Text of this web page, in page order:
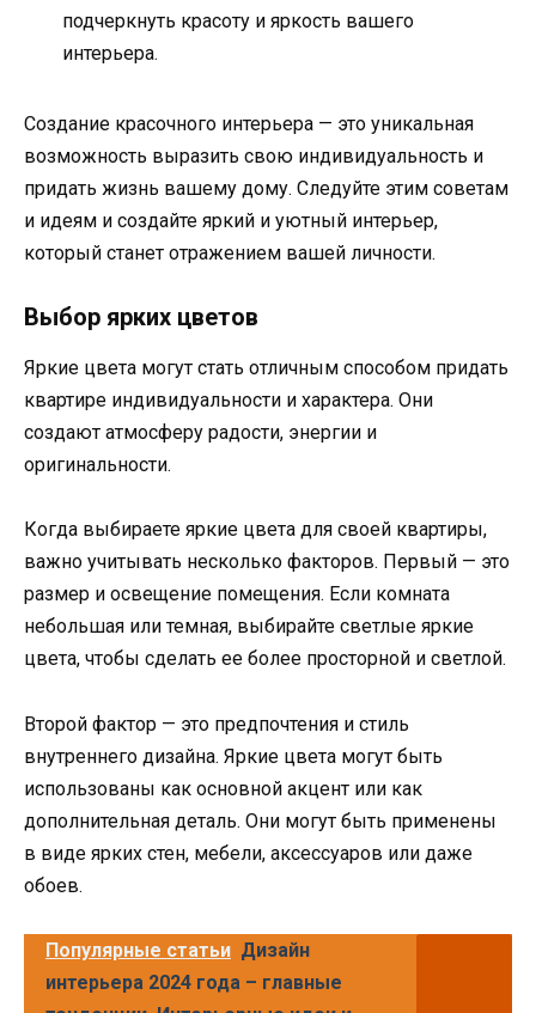
подчеркнуть красоту и яркость вашего
интерьера.
Создание красочного интерьера — это уникальная
возможность выразить свою индивидуальность и
придать жизнь вашему дому. Следуйте этим советам
и идеям и создайте яркий и уютный интерьер,
который станет отражением вашей личности.
Выбор ярких цветов
Яркие цвета могут стать отличным способом придать
квартире индивидуальности и характера. Они
создают атмосферу радости, энергии и
оригинальности.
Когда выбираете яркие цвета для своей квартиры,
важно учитывать несколько факторов. Первый — это
размер и освещение помещения. Если комната
небольшая или темная, выбирайте светлые яркие
цвета, чтобы сделать ее более просторной и светлой.
Второй фактор — это предпочтения и стиль
внутреннего дизайна. Яркие цвета могут быть
использованы как основной акцент или как
дополнительная деталь. Они могут быть применены
в виде ярких стен, мебели, аксессуаров или даже
обоев.
Популярные статьи Дизайн
интерьера 2024 года – главные